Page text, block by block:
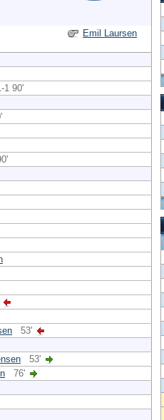
Emil Laursen
1 90'
53'
53'
76'